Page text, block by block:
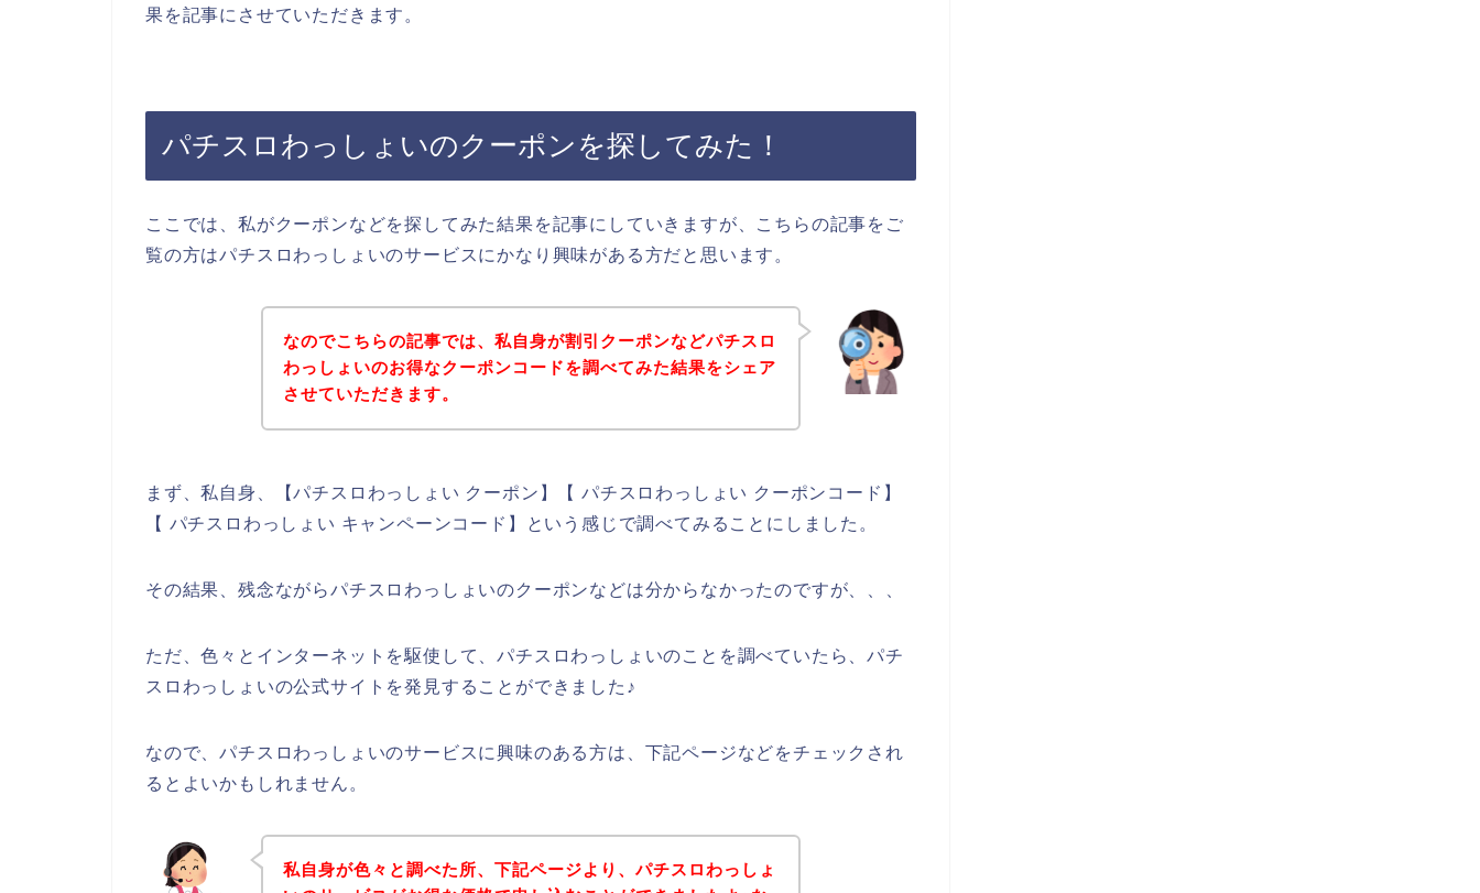
果を記事にさせていただきます。
パチスロわっしょいのクーポンを探してみた！
ここでは、私がクーポンなどを探してみた結果を記事にしていきますが、こちらの記事をご
覧の方はパチスロわっしょいのサービスにかなり興味がある方だと思います。
なのでこちらの記事では、私自身が割引クーポンなどパチスロ
わっしょいのお得なクーポンコードを調べてみた結果をシェア
させていただきます。
まず、私自身、【パチスロわっしょい クーポン】【 パチスロわっしょい クーポンコード】
【 パチスロわっしょい キャンペーンコード】という感じで調べてみることにしました。
その結果、残念ながらパチスロわっしょいのクーポンなどは分からなかったのですが、、、
ただ、色々とインターネットを駆使して、パチスロわっしょいのことを調べていたら、パチ
スロわっしょいの公式サイトを発見することができました♪
なので、パチスロわっしょいのサービスに興味のある方は、下記ページなどをチェックされ
るとよいかもしれません。
私自身が色々と調べた所、下記ページより、パチスロわっしょ